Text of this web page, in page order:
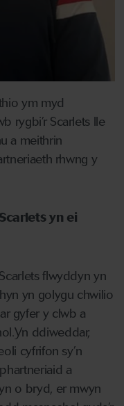
ym myd
rygbi’r Scarlets lle
a meithrin
rhwng y
yn ei
flwyddyn yn
yn golygu chwilio
gyfer y clwb a
Yn ddiweddar,
cyfrifon sy’n
a
o bryd, er mwyn